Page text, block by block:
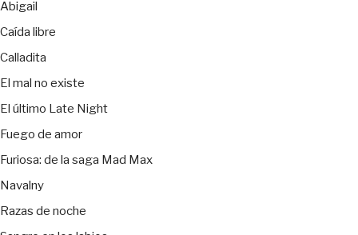
Abigail
Caída libre
Calladita
El mal no existe
El último Late Night
Fuego de amor
Furiosa: de la saga Mad Max
Navalny
Razas de noche